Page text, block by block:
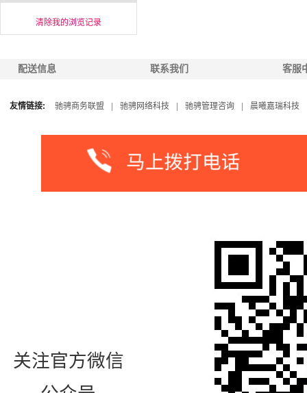
清除我的浏览记录
配送信息 联系我们 客服
友情链接: 驰骋商务联盟 驰骋网络科技 驰骋管理咨询 晨曦嘉瑞科技
关注官方微信